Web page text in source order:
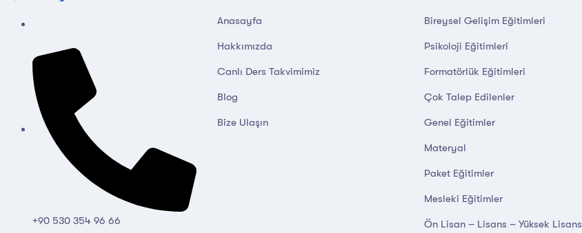
+90 530 354 96 66
Anasayfa
Hakkımızda
Canlı Ders Takvimimiz
Blog
Bize Ulaşın
Bireysel Gelişim Eğitimleri
Psikoloji Eğitimleri
Formatörlük Eğitimleri
Çok Talep Edilenler
Genel Eğitimler
Materyal
Paket Eğitimler
Mesleki Eğitimler
Ön Lisan – Lisans – Yüksek Lisans